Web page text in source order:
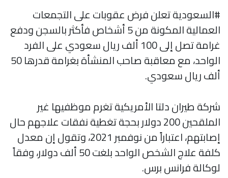
#السعودية تعلن فرض عقوبات على التجمعات
العمالية المكونة من 5 أشخاص فأكثر بالسجن ودفع
غرامة تصل إلى 100 ألف ريال سعودي على الفرد
الواحد، مع معاقبة صاحب المنشأة بغرامة قدرها 50
ألف ريال سعودي.
شركة طيران دلتا الأمريكية تغرم موظفيها غير
الملقحين 200 دولار بحجة تغطية نفقات علاجهم حال
إصابتهم، اعتباراً من نوفمبر 2021، وتقول إن معدل
كلفة علاج الشخص الواحد بلغت 50 ألف دولار، وفقاً
لوكالة فرانس برس.